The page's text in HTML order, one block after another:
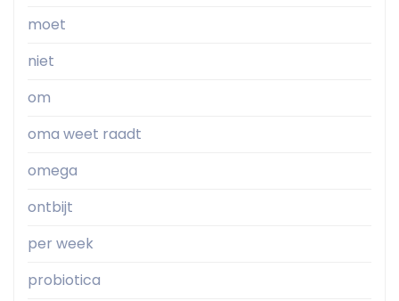
moet
niet
om
oma weet raadt
omega
ontbijt
per week
probiotica